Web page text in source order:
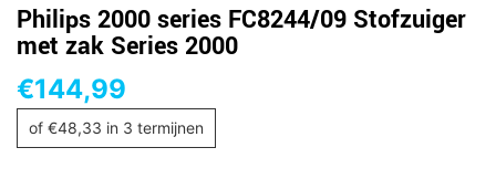
Philips 2000 series FC8244/09 Stofzuiger
met zak Series 2000
€144,99
of €48,33 in 3 termijnen